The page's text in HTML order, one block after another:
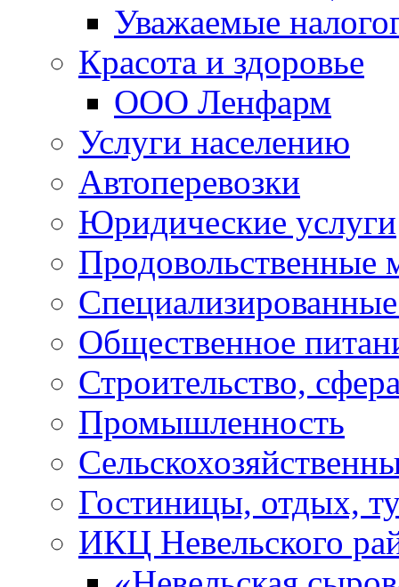
Уважаемые
Красота и здоровье
ООО Ленфарм
Услуги населению
Автоперевозки
Юридические услуги
Продовольственные
Общественное
Строительство,
Промышленность
Гостиницы, отдых,
ИКЦ Невельского